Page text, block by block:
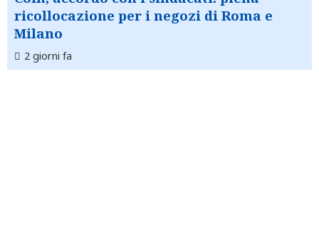
ricollocazione per i negozi di Roma e
Milano
2 giorni fa